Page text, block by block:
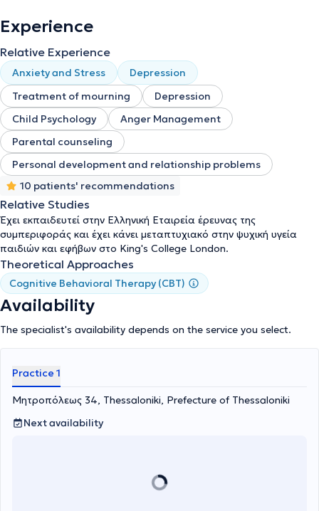
and London, including counseling centers, schools, Mental Health
psychotherapy for children, adolescents, and adults, parent
counseling, and parent and adolescent groups. Sessions are
conducted both in-person and online.
Experience
Relative Experience
Anxiety and Stress
Depression
Treatment of mourning
Depression
Child Psychology
Anger Management
Parental counseling
Personal development and relationship problems
10 patients' recommendations
Relative Studies
Έχει εκπαιδευτεί στην Ελληνική Εταιρεία έρευνας της
συμπεριφοράς και έχει κάνει μεταπτυχιακό στην ψυχική υγεία
παιδιών και εφήβων στο King's College London.
Theoretical Approaches
Cognitive Behavioral Therapy (CBT)
Availability
The specialist's availability depends on the service you select.
Practice 1
Μητροπόλεως 34, Thessaloniki, Prefecture of Thessaloniki
Next availability